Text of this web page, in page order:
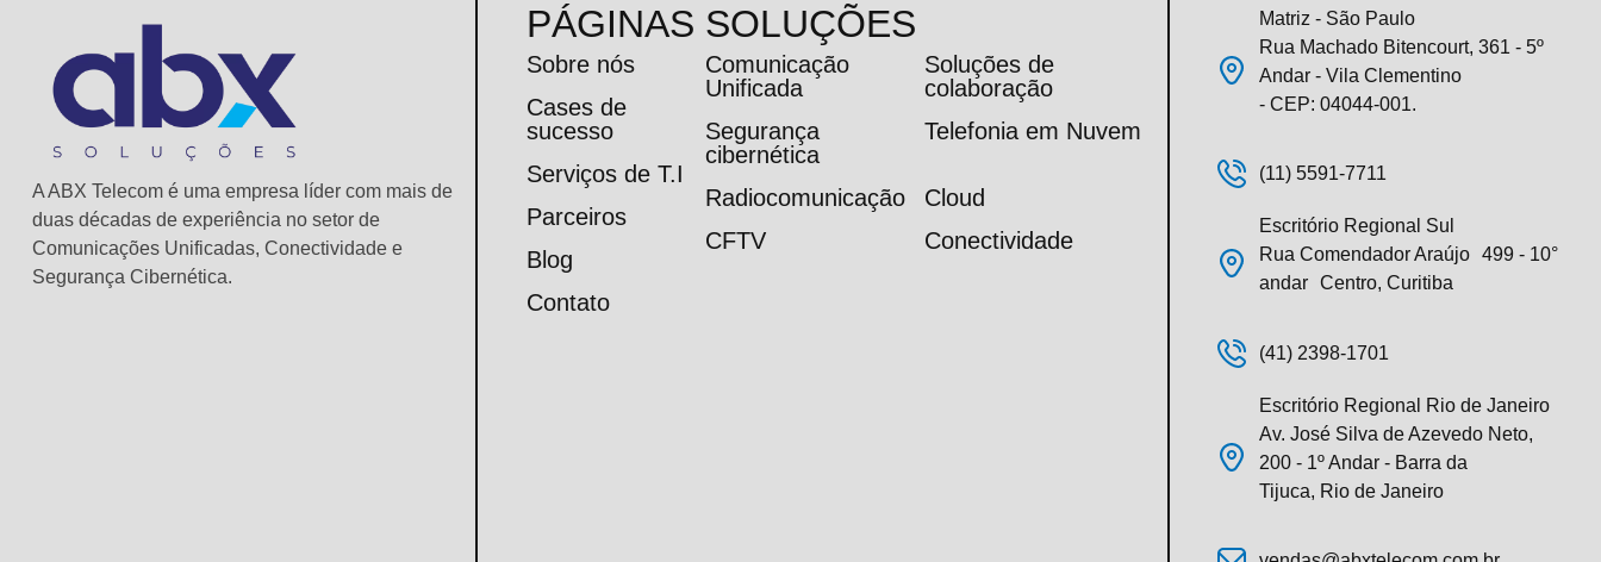
A ABX Telecom é uma empresa líder com mais de
duas décadas de experiência no setor de
Comunicações Unificadas, Conectividade e
Segurança Cibernética.
PÁGINAS
Sobre nós
Cases de
sucesso
Serviços de T.I
Parceiros
Blog
Contato
SOLUÇÕES
Comunicação
Unificada
Soluções de
colaboração
Segurança
cibernética
Telefonia em Nuvem
Radiocomunicação
Cloud
CFTV
Conectividade
Matriz - São Paulo
Rua Machado Bitencourt, 361 - 5º
Andar - Vila Clementino
- CEP: 04044-001.
(11) 5591-7711
Escritório Regional Sul
Rua Comendador Araújo 499 - 10°
andar Centro, Curitiba
(41) 2398-1701
Escritório Regional Rio de Janeiro
Av. José Silva de Azevedo Neto,
200 - 1º Andar - Barra da
Tijuca, Rio de Janeiro